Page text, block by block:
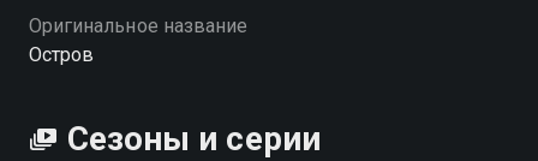
смотрите онлайн в хорошем качестве.
качестве на Смотрёшке
Оригинальное название
Остров
Сезоны и серии